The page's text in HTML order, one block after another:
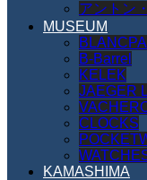
アントン
MUSEUM
B-Barrel
KELEK
JAEGER
CLOCKS
KAMASHIMA